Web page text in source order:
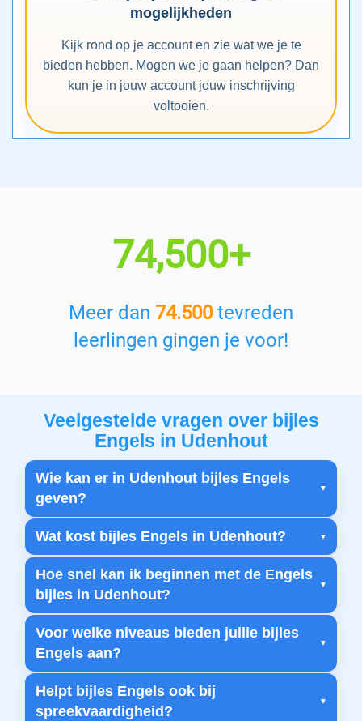
mogelijkheden
Kijk rond op je account en zie wat we je te
bieden hebben. Mogen we je gaan helpen? Dan
kun je in jouw account jouw inschrijving
voltooien.
74,500+
Meer dan 74.500tevreden
leerlingen gingen je voor!
Veelgestelde vragen over bijles
Engels in Udenhout
Wie kan er in Udenhout bijles Engels
geven?
Wat kost bijles Engels in Udenhout?
Hoe snel kan ik beginnen met de Engels
bijles in Udenhout?
Voor welke niveaus bieden jullie bijles
Engels aan?
Helpt bijles Engels ook bij
spreekvaardigheid?